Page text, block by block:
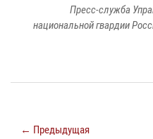
Пресс-служба
национальной гвардии
← Предыдущая